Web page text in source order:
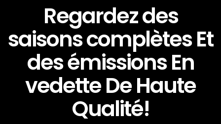
Regardez des
saisons complètes Et
des émissions En
vedette De Haute
Qualité!